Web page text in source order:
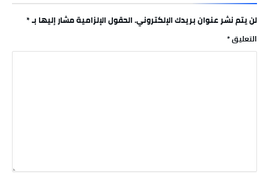
لن يتم نشر عنوان بريدك الإلكتروني.الحقول الإلزامية مشار إليها بـ*
التعليق*